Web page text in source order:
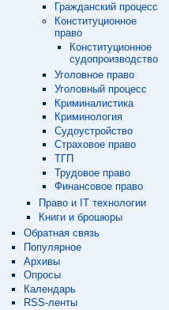
Гражданский процесс
Конституционное
право
Конституционное
судопроизводство
Уголовное право
Уголовный процесс
Криминалистика
Криминология
Судоустройство
Страховое право
ТГП
Трудовое право
Финансовое право
Право и IT технологии
Книги и брошюры
Обратная связь
Популярное
Архивы
Опросы
Календарь
RSS-ленты